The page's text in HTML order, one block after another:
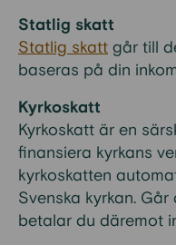
Statlig skatt
Statlig skatt går till
baseras på din
Kyrkoskatt
Kyrkoskatt är en
finansiera kyrkans
kyrkoskatten
Svenska kyrkan.
betalar du däremot